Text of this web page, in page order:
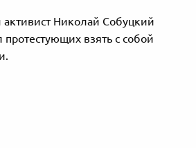
активист Николай Собуцкий
взять с собой